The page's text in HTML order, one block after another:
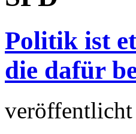
Politik ist
die dafür